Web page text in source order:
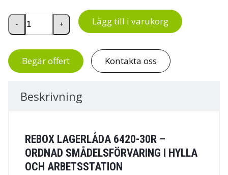
ReBOX lagerlåda 6420-30R mängd
- + Lägg till i varukorg
Begär offert Kontakta oss
Beskrivning
REBOX LAGERLÅDA 6420-30R –
ORDNAD SMÅDELSFÖRVARING I HYLLA
OCH ARBETSSTATION